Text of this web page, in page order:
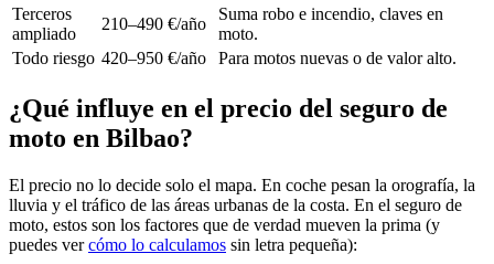
Terceros
ampliado
210–490 €/año
Suma robo e incendio, claves en
moto.
Todo riesgo 420–950 €/año Para motos nuevas o de valor alto.
¿Qué influye en el precio del seguro de
moto en Bilbao?
El precio no lo decide solo el mapa. En coche pesan la orografía, la
lluvia y el tráfico de las áreas urbanas de la costa. En el seguro de
moto, estos son los factores que de verdad mueven la prima (y
puedes vercómo lo calculamos sin letra pequeña):